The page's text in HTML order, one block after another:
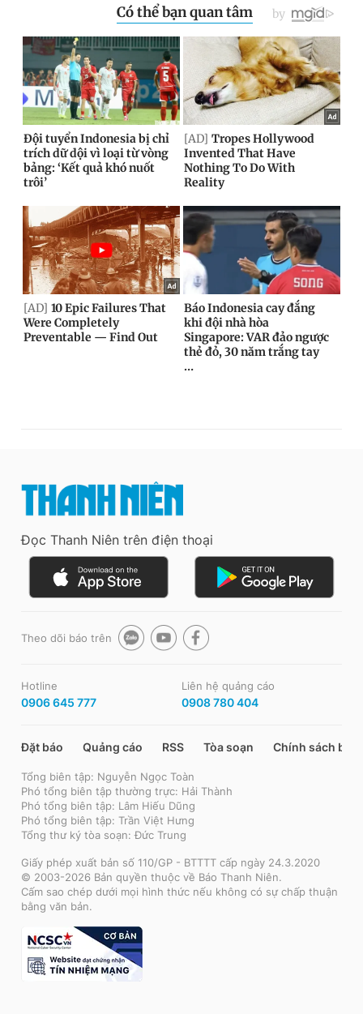
Đọc Thanh Niên trên điện thoại
Theo dõi báo trên
Hotline
0906 645 777
Liên hệ quảng cáo
0908 780 404
Đặt báo Quảng cáo RSS Tòa soạn Chính sách bảo
Tổng biên tập: Nguyễn Ngọc Toàn
Phó tổng biên tập thường trực: Hải Thành
Phó tổng biên tập: Lâm Hiếu Dũng
Phó tổng biên tập: Trần Việt Hưng
Tổng thư ký tòa soạn: Đức Trung
Giấy phép xuất bản số 110/GP - BTTTT cấp ngày 24.3.2020
© 2003-2026 Bản quyền thuộc về Báo Thanh Niên.
Cấm sao chép dưới mọi hình thức nếu không có sự chấp thuận
bằng văn bản.